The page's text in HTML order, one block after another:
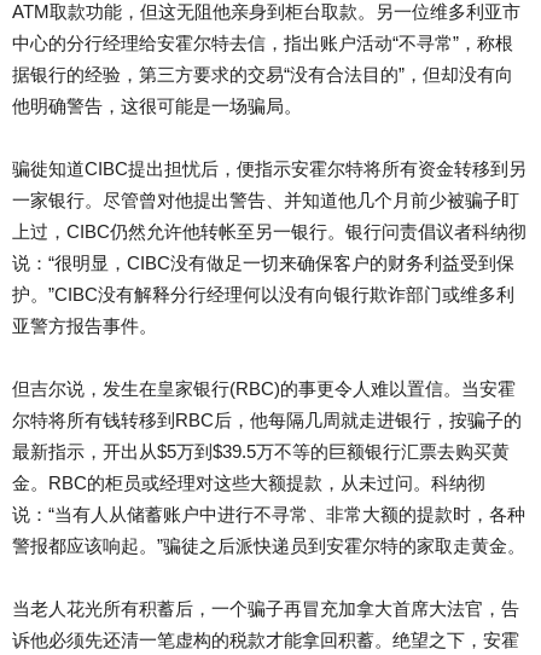
ATM取款功能，但这无阻他亲身到柜台取款。另一位维多利亚市
中心的分行经理给安霍尔特去信，指出账户活动“不寻常”，称根
据银行的经验，第三方要求的交易“没有合法目的”，但却没有向
他明确警告，这很可能是一场骗局。
骗徙知道CIBC提出担忧后，便指示安霍尔特将所有资金转移到另
一家银行。尽管曾对他提出警告、并知道他几个月前少被骗子盯
上过，CIBC仍然允许他转帐至另一银行。银行问责倡议者科纳彻
说：“很明显，CIBC没有做足一切来确保客户的财务利益受到保
护。”CIBC没有解释分行经理何以没有向银行欺诈部门或维多利
亚警方报告事件。
但吉尔说，发生在皇家银行(RBC)的事更令人难以置信。当安霍
尔特将所有钱转移到RBC后，他每隔几周就走进银行，按骗子的
最新指示，开出从$5万到$39.5万不等的巨额银行汇票去购买黄
金。RBC的柜员或经理对这些大额提款，从未过问。科纳彻
说：“当有人从储蓄账户中进行不寻常、非常大额的提款时，各种
警报都应该响起。”骗徒之后派快递员到安霍尔特的家取走黄金。
当老人花光所有积蓄后，一个骗子再冒充加拿大首席大法官，告
诉他必须先还清一笔虚构的税款才能拿回积蓄。绝望之下，安霍